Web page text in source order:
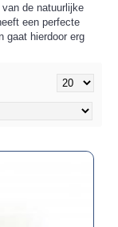
de natuurlijke
een perfecte
gaat hierdoor erg